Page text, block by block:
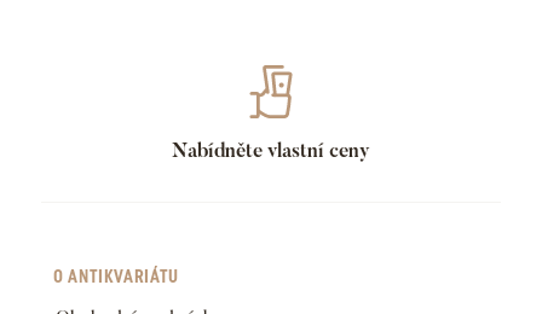
Nabídněte vlastní ceny
O ANTIKVARIÁTU